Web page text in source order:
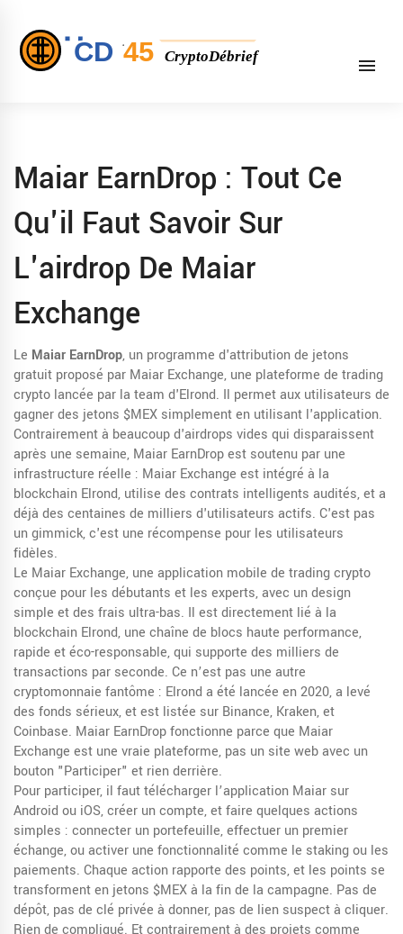
Maiar EarnDrop : Tout Ce
Qu'il Faut Savoir Sur
L'airdrop De Maiar
Exchange
Le Maiar EarnDrop, un programme d'attribution de jetons
gratuit proposé par Maiar Exchange, une plateforme de trading
crypto lancée par la team d'Elrond. Il permet aux utilisateurs de
gagner des jetons $MEX simplement en utilisant l'application.
Contrairement à beaucoup d'airdrops vides qui disparaissent
après une semaine, Maiar EarnDrop est soutenu par une
infrastructure réelle : Maiar Exchange est intégré à la
blockchain Elrond, utilise des contrats intelligents audités, et a
déjà des centaines de milliers d'utilisateurs actifs. C'est pas
un gimmick, c'est une récompense pour les utilisateurs
fidèles.
Le Maiar Exchange, une application mobile de trading crypto
conçue pour les débutants et les experts, avec un design
simple et des frais ultra-bas. Il est directement lié à la
blockchain Elrond, une chaîne de blocs haute performance,
rapide et éco-responsable, qui supporte des milliers de
transactions par seconde. Ce n’est pas une autre
cryptomonnaie fantôme : Elrond a été lancée en 2020, a levé
des fonds sérieux, et est listée sur Binance, Kraken, et
Coinbase. Maiar EarnDrop fonctionne parce que Maiar
Exchange est une vraie plateforme, pas un site web avec un
bouton "Participer" et rien derrière.
Pour participer, il faut télécharger l’application Maiar sur
Android ou iOS, créer un compte, et faire quelques actions
simples : connecter un portefeuille, effectuer un premier
échange, ou activer une fonctionnalité comme le staking ou les
paiements. Chaque action rapporte des points, et les points se
transforment en jetons $MEX à la fin de la campagne. Pas de
dépôt, pas de clé privée à donner, pas de lien suspect à cliquer.
Rien de compliqué. Et contrairement à des projets comme